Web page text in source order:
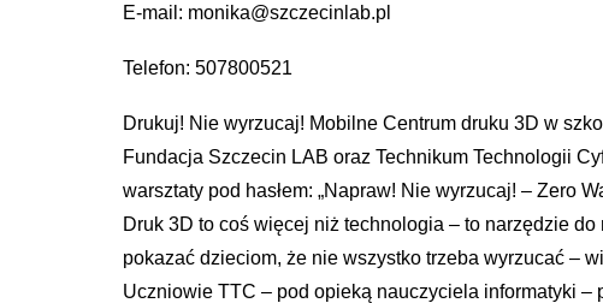
E-mail: monika@szczecinlab.pl
Telefon: 507800521
Drukuj! Nie wyrzucaj! Mobilne Centrum druku 3D w
Fundacja Szczecin LAB oraz Technikum Technologii
warsztaty pod hasłem: „Napraw! Nie wyrzucaj! – Zero
Druk 3D to coś więcej niż technologia – to narzędzie
pokazać dzieciom, że nie wszystko trzeba wyrzucać –
Uczniowie TTC – pod opieką nauczyciela informatyki